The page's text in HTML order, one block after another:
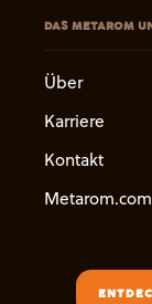
DAS METAROM
Über
Karriere
Kontakt
Metarom.com